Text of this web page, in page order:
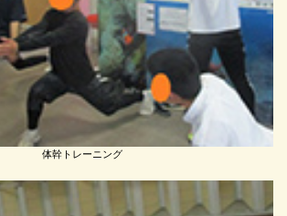
体幹トレーニング